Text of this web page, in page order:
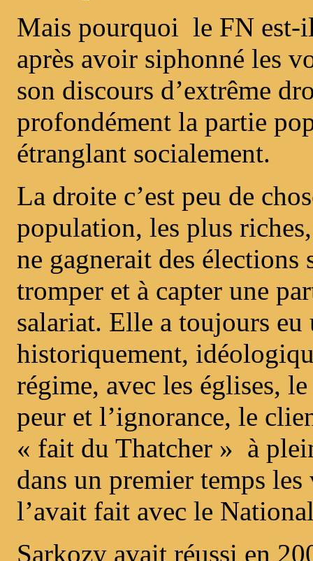
Mais pourquoi le FN est-
après avoir siphonné les
son discours d’extrême
profondément la partie
étranglant socialement.
La droite c’est peu de
population, les plus
ne gagnerait des élections
tromper et à capter une
salariat. Elle a toujours eu
historiquement,
régime, avec les églises,
peur et l’ignorance, le
« fait du Thatcher » à
dans un premier temps
l’avait fait avec le
Sarkozy avait réussi en